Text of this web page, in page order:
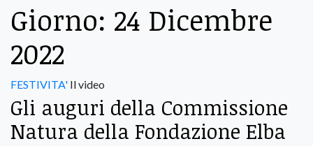
Giorno: 24 Dicembre
2022
FESTIVITA' Il video
Gli auguri della Commissione
Natura della Fondazione Elba